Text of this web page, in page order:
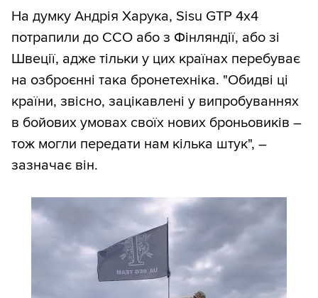
На думку Андрія Харука, Sisu GTP 4x4
потрапили до ССО або з Фінляндії, або зі
Швеції, адже тільки у цих країнах перебуває
на озброєнні така бронетехніка. "Обидві ці
країни, звісно, зацікавлені у випробуваннях
в бойових умовах своїх нових броньовиків –
тож могли передати нам кілька штук", –
зазначає він.